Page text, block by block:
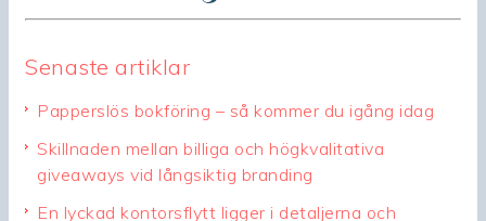
Senaste artiklar
Papperslös bokföring – så kommer du igång idag
Skillnaden mellan billiga och högkvalitativa
giveaways vid långsiktig branding
En lyckad kontorsflytt ligger i detaljerna och